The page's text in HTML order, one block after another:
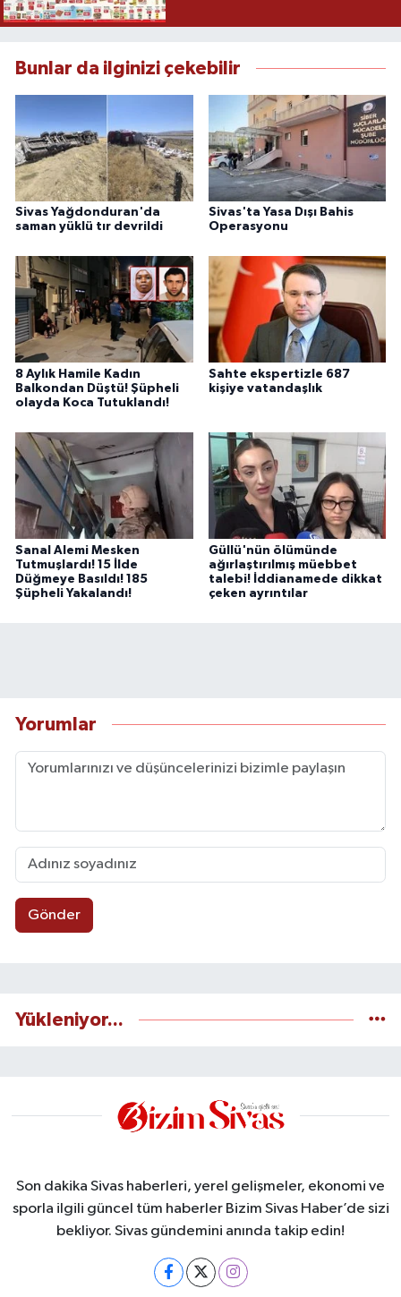
Bunlar da ilginizi çekebilir
Sivas Yağdonduran'da
saman yüklü tır devrildi
Sivas'ta Yasa Dışı Bahis
Operasyonu
8 Aylık Hamile Kadın
Balkondan Düştü! Şüpheli
olayda Koca Tutuklandı!
Sahte ekspertizle 687
kişiye vatandaşlık
Sanal Alemi Mesken
Tutmuşlardı! 15 İlde
Düğmeye Basıldı! 185
Şüpheli Yakalandı!
Güllü'nün ölümünde
ağırlaştırılmış müebbet
talebi! İddianamede dikkat
çeken ayrıntılar
Yorumlar
Gönder
Yükleniyor...
Son dakika Sivas haberleri, yerel gelişmeler, ekonomi ve
sporla ilgili güncel tüm haberler Bizim Sivas Haber’de sizi
bekliyor. Sivas gündemini anında takip edin!